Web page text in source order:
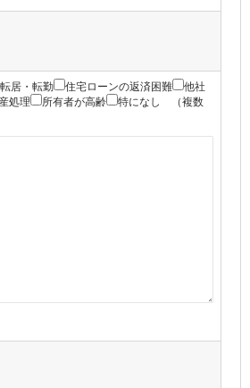
転居・転勤 住宅ローンの返済困難
他社
処理 所有者が高齢 特になし
（複数